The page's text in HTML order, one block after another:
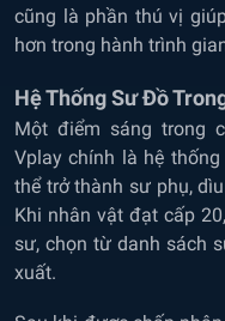
cũng là phần thú vị
hơn trong hành trình
Hệ Thống Sư Đồ
Một điểm sáng trong
Vplay chính là hệ
thể trở thành sư phụ,
Khi nhân vật đạt cấp
sư, chọn từ danh sách
xuất.